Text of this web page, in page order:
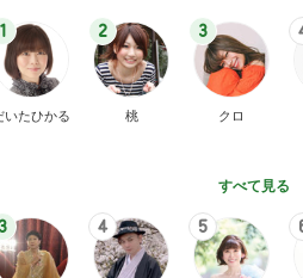
1
いたひかる
2
桃
3
クロ
すべて見る
3 4 5